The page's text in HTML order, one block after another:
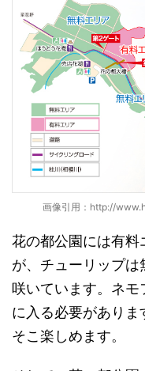
画像引用：http://
花の都公園には有料
が、チューリップ
咲いています。ネモ
に入る必要がありま
そこ楽しめます。